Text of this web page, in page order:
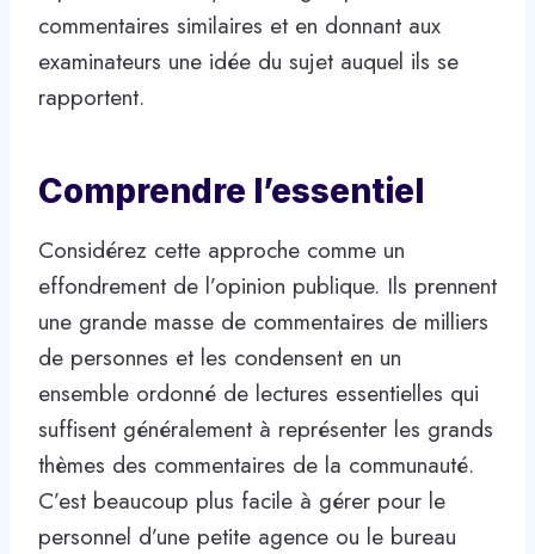
commentaires similaires et en donnant aux
examinateurs une idée du sujet auquel ils se
rapportent.
Comprendre l’essentiel
Considérez cette approche comme un
effondrement de l’opinion publique. Ils prennent
une grande masse de commentaires de milliers
de personnes et les condensent en un
ensemble ordonné de lectures essentielles qui
suffisent généralement à représenter les grands
thèmes des commentaires de la communauté.
C’est beaucoup plus facile à gérer pour le
personnel d’une petite agence ou le bureau